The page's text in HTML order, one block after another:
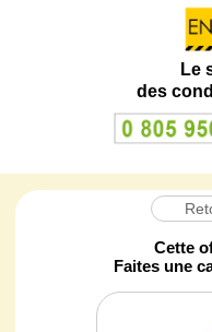
Le
des
Cette
Faites une